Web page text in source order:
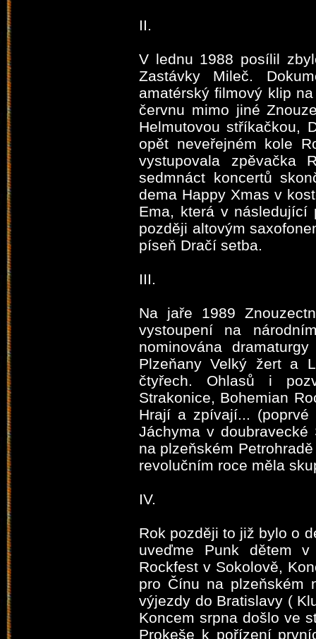
II.
V lednu 1988 posílil
Zastávky Mileč.
amatérský filmový klip
červnu mimo jiné
Helmutovou stříkačkou,
opět neveřejném kole
vystupovala zpěvačka
sedmnáct koncertů
dema Happy Xmas v
Ema, která v následující
později altovým
píseň Dračí setba.
III.
Na jaře 1989
vystoupení na
nominována
Plzeňany Velký žert a
čtyřech. Ohlasů i
Strakonice, Bohemian
Hrají a zpívají... (poprvé
Jáchyma v
na plzeňském
revolučním roce měla
IV.
Rok později to již bylo o
uveďme Punk dětem
Rockfest v Sokolově,
pro Čínu na plzeňském
výjezdy do Bratislavy (
Koncem srpna došlo ve
Prokeše k pořízení